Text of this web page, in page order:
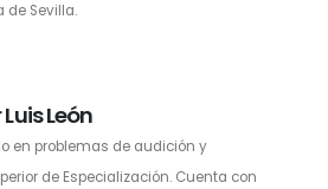
de Sevilla.
León
en problemas de audición y
de Especialización. Cuenta con